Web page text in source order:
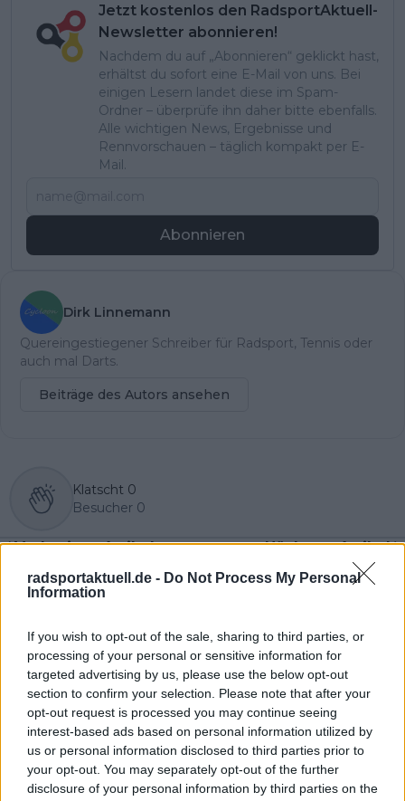
radsportaktuell.de - Do Not Process My Personal
Information
If you wish to opt-out of the sale, sharing to third parties, or
processing of your personal or sensitive information for
targeted advertising by us, please use the below opt-out
section to confirm your selection. Please note that after your
opt-out request is processed you may continue seeing
interest-based ads based on personal information utilized by
us or personal information disclosed to third parties prior to
your opt-out. You may separately opt-out of the further
disclosure of your personal information by third parties on the
Jetzt kostenlos den RadsportAktuell-
Newsletter abonnieren!
Nachdem du auf „Abonnieren“ geklickt hast,
erhältst du sofort eine E-Mail von uns. Bei
einigen Lesern landet diese im Spam-
Ordner – überprüfe ihn daher bitte ebenfalls.
Alle wichtigen News, Ergebnisse und
Rennvorschauen – täglich kompakt per E-
Mail.
Abonnieren
Dirk Linnemann
Quereingestiegener Schreiber für Radsport, Tennis oder
auch mal Darts.
Beiträge des Autors ansehen
Klatscht 0
Besucher 0
Vorheriger Artikel
France 2024 Etappe
20 - Tadej Pogacars
Berge
Nächster Artikel
"Solche Athleten gibt
es nicht oft" -
Tadej Pogacar